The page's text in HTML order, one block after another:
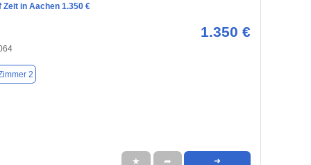
Zeit in Aachen 1.350 €
1.350 €
2
★ ➦ ➜